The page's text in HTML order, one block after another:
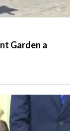
Garden a